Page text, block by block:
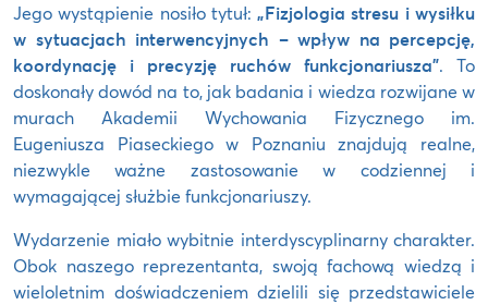
Jego wystąpienie nosiło tytuł:„Fizjologia stresu i wysiłku
w sytuacjach interwencyjnych – wpływ na percepcję,
koordynację i precyzję ruchów funkcjonariusza”. To
doskonały dowód na to, jak badania i wiedza rozwijane w
murach Akademii Wychowania Fizycznego im.
Eugeniusza Piaseckiego w Poznaniu znajdują realne,
niezwykle ważne zastosowanie w codziennej i
wymagającej służbie funkcjonariuszy.
Wydarzenie miało wybitnie interdyscyplinarny charakter.
Obok naszego reprezentanta, swoją fachową wiedzą i
wieloletnim doświadczeniem dzielili się przedstawiciele